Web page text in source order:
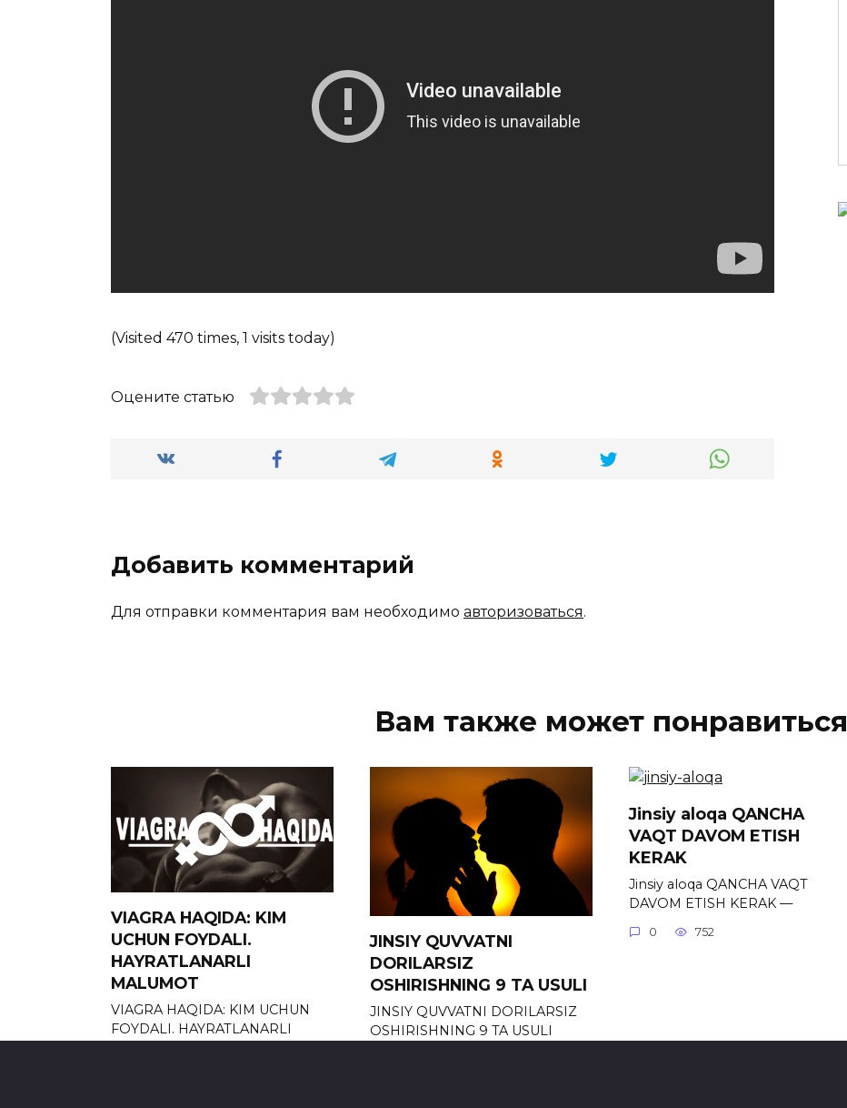
(Visited 470 times, 1 visits today)
Оцените статью
Добавить комментарий
Для отправки комментария вам необходимо авторизоваться.
Вам также может понравиться
VIAGRA HAQIDA: KIM
UCHUN FOYDALI.
HAYRATLANARLI
MALUMOT
VIAGRA HAQIDA: KIM UCHUN
FOYDALI. HAYRATLANARLI
JINSIY QUVVATNI
DORILARSIZ
OSHIRISHNING 9 TA USULI
JINSIY QUVVATNI DORILARSIZ
OSHIRISHNING 9 TA USULI
Jinsiy aloqa QANCHA
VAQT DAVOM ETISH
KERAK
Jinsiy aloqa QANCHA VAQT
DAVOM ETISH KERAK —
0 752